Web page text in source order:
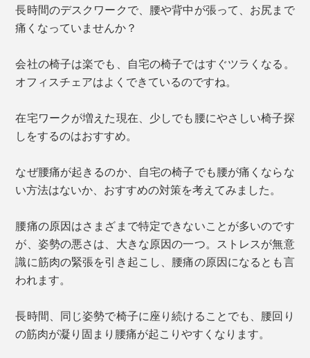
長時間のデスクワークで、腰や背中が張って、お尻まで
痛くなっていませんか？
会社の椅子は楽でも、自宅の椅子ではすぐツラくなる。
オフィスチェアはよくできているのですね。
在宅ワークが増えた現在、少しでも腰にやさしい椅子探
しをするのはおすすめ。
なぜ腰痛が起きるのか、自宅の椅子でも腰が痛くならな
い方法はないか、おすすめの対策を考えてみました。
腰痛の原因はさまざまで特定できないことが多いのです
が、姿勢の悪さは、大きな原因の一つ。ストレスが無意
識に筋肉の緊張を引き起こし、腰痛の原因になるとも言
われます。
長時間、同じ姿勢で椅子に座り続けることでも、腰回り
の筋肉が凝り固まり腰痛が起こりやすくなります。